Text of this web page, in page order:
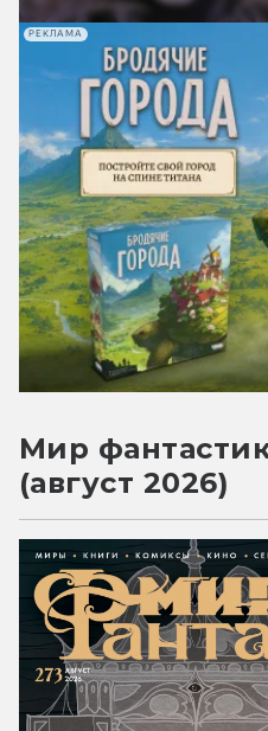
РЕКЛАМА
Мир
(август 2026)